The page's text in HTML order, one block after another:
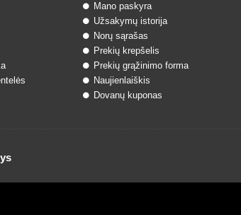
Mano paskyra
Užsakymų istorija
Norų sąrašas
Prekių krepšelis
Prekių grąžinimo forma
Naujienlaiškis
Dovanų kuponas